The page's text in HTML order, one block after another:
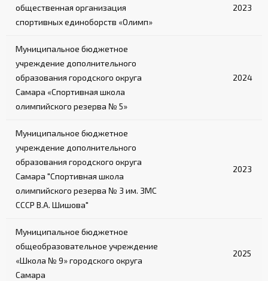
общественная организация
спортивных единоборств «Олимп»
2023
Муниципальное бюджетное
учреждение дополнительного
образования городского округа
Самара «Спортивная школа
олимпийского резерва № 5»
2024
Муниципальное бюджетное
учреждение дополнительного
образования городского округа
Самара "Спортивная школа
олимпийского резерва № 3 им. ЗМС
СССР В.А. Шишова"
2023
Муниципальное бюджетное
общеобразовательное учреждение
«Школа № 9» городского округа
Самара
2025